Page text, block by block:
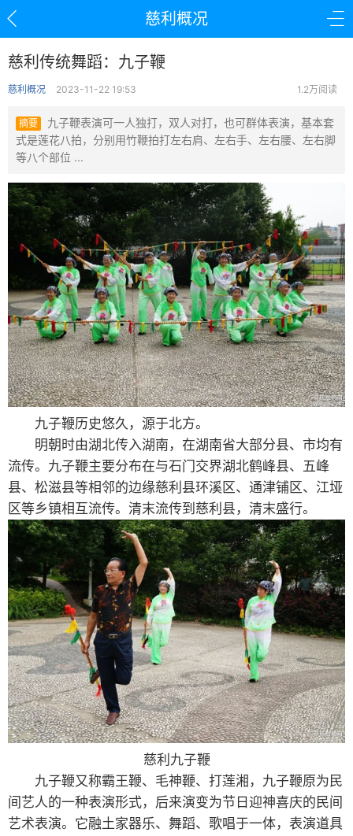
慈利概况
慈利传统舞蹈：九子鞭
慈利概况 2023-11-22 19:53 1.2万阅读
摘要
九子鞭表演可一人独打，双人对打，也可群体表演，基本套
式是莲花八拍，分别用竹鞭拍打左右肩、左右手、左右腰、左右脚
等八个部位 ...
九子鞭历史悠久，源于北方。
明朝时由湖北传入湖南，在湖南省大部分县、市均有
流传。九子鞭主要分布在与石门交界湖北鹤峰县、五峰
县、松滋县等相邻的边缘慈利县环溪区、通津铺区、江垭
区等乡镇相互流传。清末流传到慈利县，清末盛行。
慈利九子鞭
九子鞭又称霸王鞭、毛神鞭、打莲湘，九子鞭原为民
间艺人的一种表演形式，后来演变为节日迎神喜庆的民间
艺术表演。它融土家器乐、舞蹈、歌唱于一体，表演道具